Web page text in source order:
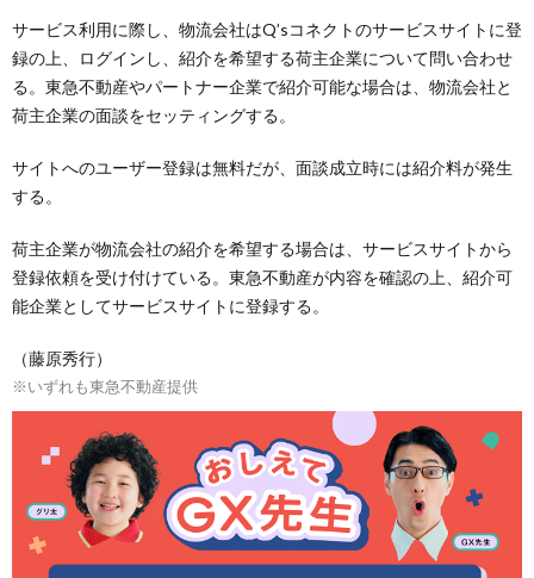
サービス利用に際し、物流会社はQ’sコネクトのサービスサイトに登
録の上、ログインし、紹介を希望する荷主企業について問い合わせ
る。東急不動産やパートナー企業で紹介可能な場合は、物流会社と
荷主企業の面談をセッティングする。
サイトへのユーザー登録は無料だが、面談成立時には紹介料が発生
する。
荷主企業が物流会社の紹介を希望する場合は、サービスサイトから
登録依頼を受け付けている。東急不動産が内容を確認の上、紹介可
能企業としてサービスサイトに登録する。
（藤原秀行）
※いずれも東急不動産提供